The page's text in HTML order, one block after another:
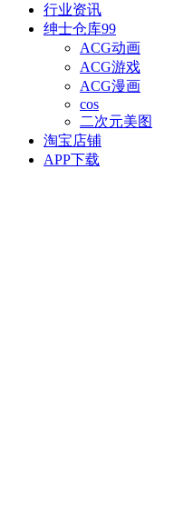
行业资讯
绅士仓库99
ACG动画
ACG游戏
ACG漫画
cos
二次元美图
淘宝店铺
APP下载